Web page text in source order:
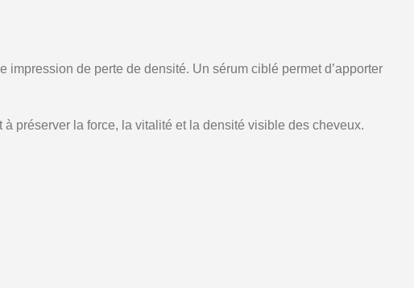
de perte de densité. Un sérum ciblé permet d’apporter
préserver la force, la vitalité et la densité visible des cheveux.